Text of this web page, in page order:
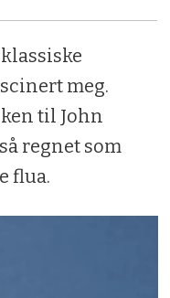
meg.
til John
regnet som
flua.